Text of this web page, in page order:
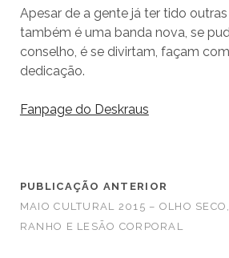
Apesar de a gente já ter tido
também é uma banda nova, se
conselho, é se divirtam, façam
dedicação.
Fanpage do Deskraus
PUBLICAÇÃO ANTERIOR
MAIO CULTURAL 2015 – OLHO
RANHO E LESÃO CORPORAL